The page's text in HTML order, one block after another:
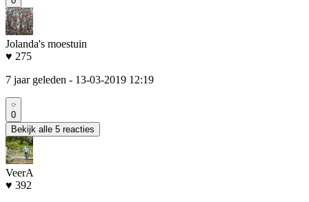
Jolanda's moestuin
♥ 275
7 jaar geleden - 13-03-2019 12:19
0
Bekijk alle 5 reacties
VeerA
♥ 392